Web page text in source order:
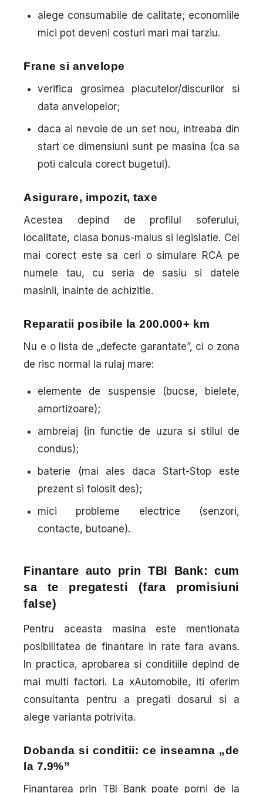
alege consumabile de calitate; economiile
mici pot deveni costuri mari mai tarziu.
Frane si anvelope
verifica grosimea placutelor/discurilor si
data anvelopelor;
daca ai nevoie de un set nou, intreaba din
start ce dimensiuni sunt pe masina (ca sa
poti calcula corect bugetul).
Asigurare, impozit, taxe
Acestea depind de profilul soferului,
localitate, clasa bonus-malus si legislatie. Cel
mai corect este sa ceri o simulare RCA pe
numele tau, cu seria de sasiu si datele
masinii, inainte de achizitie.
Reparatii posibile la 200.000+ km
Nu e o lista de „defecte garantate”, ci o zona
de risc normal la rulaj mare:
elemente de suspensie (bucse, bielete,
amortizoare);
ambreiaj (in functie de uzura si stilul de
condus);
baterie (mai ales daca Start-Stop este
prezent si folosit des);
mici probleme electrice (senzori,
contacte, butoane).
Finantare auto prin TBI Bank: cum
sa te pregatesti (fara promisiuni
false)
Pentru aceasta masina este mentionata
posibilitatea de finantare in rate fara avans.
In practica, aprobarea si conditiile depind de
mai multi factori. La xAutomobile, iti oferim
consultanta pentru a pregati dosarul si a
alege varianta potrivita.
Dobanda si conditii: ce inseamna „de
la 7.9%”
Finantarea prin TBI Bankpoate porni de la